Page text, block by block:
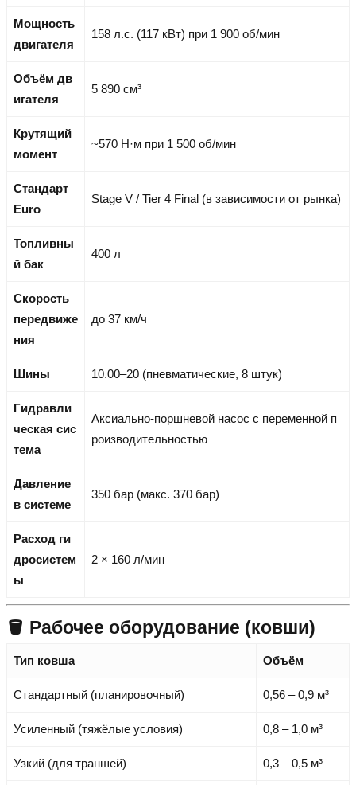
Мощность
двигателя
158 л.с. (117 кВт) при 1 900 об/мин
Объём дв
игателя
5 890 см³
Крутящий
момент
~570 Н·м при 1 500 об/мин
Стандарт
Euro
Stage V / Tier 4 Final (в зависимости от рынка)
Топливны
й бак
400 л
Скорость
передвиже
ния
до 37 км/ч
Шины 10.00–20 (пневматические, 8 штук)
Гидравли
ческая сис
тема
Аксиально-поршневой насос с переменной п
роизводительностью
Давление
в системе
350 бар (макс. 370 бар)
Расход ги
дросистем
ы
2 × 160 л/мин
🪣 Рабочее оборудование (ковши)
Тип ковша Объём
Стандартный (планировочный) 0,56 – 0,9 м³
Усиленный (тяжёлые условия) 0,8 – 1,0 м³
Узкий (для траншей) 0,3 – 0,5 м³